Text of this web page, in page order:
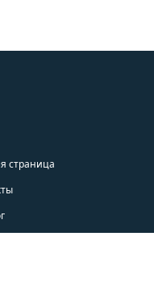
страница